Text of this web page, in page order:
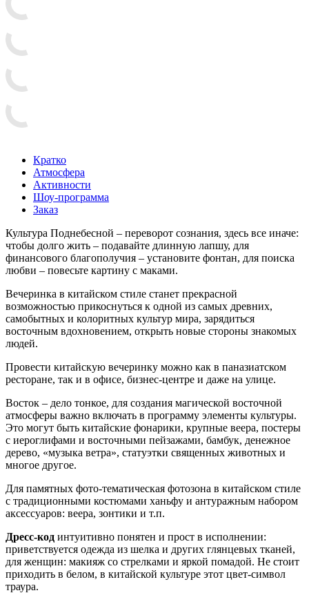
Кратко
Атмосфера
Активности
Шоу-программа
Заказ
Культура Поднебесной – переворот сознания, здесь все иначе:
чтобы долго жить – подавайте длинную лапшу, для
финансового благополучия – установите фонтан, для поиска
любви – повесьте картину с маками.
Вечеринка в китайском стиле станет прекрасной
возможностью прикоснуться к одной из самых древних,
самобытных и колоритных культур мира, зарядиться
восточным вдохновением, открыть новые стороны знакомых
людей.
Провести китайскую вечеринку можно как в паназиатском
ресторане, так и в офисе, бизнес-центре и даже на улице.
Восток – дело тонкое, для создания магической восточной
атмосферы важно включать в программу элементы культуры.
Это могут быть китайские фонарики, крупные веера, постеры
с иероглифами и восточными пейзажами, бамбук, денежное
дерево, «музыка ветра», статуэтки священных животных и
многое другое.
Для памятных фото-тематическая фотозона в китайском стиле
с традиционными костюмами ханьфу и антуражным набором
аксессуаров: веера, зонтики и т.п.
Дресс-код интуитивно понятен и прост в исполнении:
приветствуется одежда из шелка и других глянцевых тканей,
для женщин: макияж со стрелками и яркой помадой. Не стоит
приходить в белом, в китайской культуре этот цвет-символ
траура.